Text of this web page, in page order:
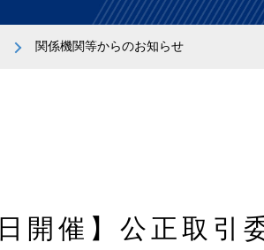
関係機関等からのお知らせ
開催】公正取